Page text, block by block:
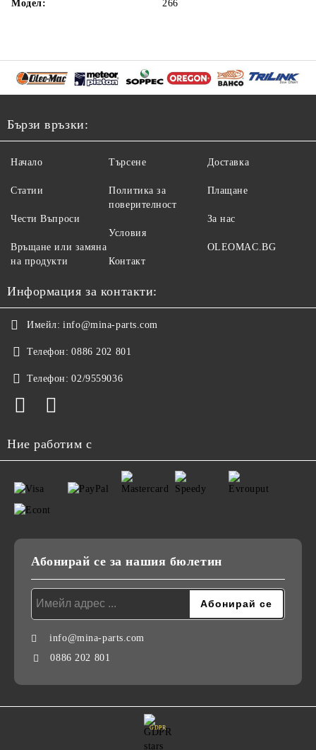
Модел:
266
Бързи връзки:
Начало
Статии
Чести Въпроси
Връщане или замяна
на продукти
Търсене
Политика за
поверителност
Условия
Контакт
Доставка
Плащане
За нас
OLEOMAC.BG
Информация за контакти:
Имейл: info@mina-parts.com
Телефон: 0886 202 801
Телефон: 02/9559036
Ние работим с
Абонирай се за нашия бюлетин
info@mina-parts.com
0886 202 801
GDPR